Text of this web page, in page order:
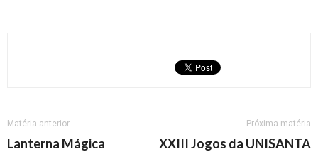
Matéria anterior
Lanterna Mágica
Próxima matéria
XXIII Jogos da UNISANTA